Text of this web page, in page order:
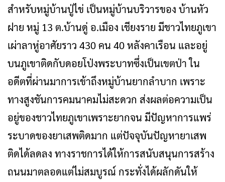
สำหรับหมู่บ้านปู่ไข่ เป็นหมู่บ้านบริวารของ บ้านหัว
ฝาย หมู่ 13 ต.บ้านดู่ อ.เมือง เชียงราย มีชาวไทยภูเขา
เผ่าลาหู่อาศัยราว 430 คน 40 หลังคาเรือน และอยู่
บนภูเขาติดกับดอยโป่งพระบาทซึ่งเป็นเขตป่า ใน
อดีตที่ผ่านมาการเข้าถึงหมู่บ้านยากลำบาก เพราะ
ทางสูงชันการคมนาคมไม่สะดวก ส่งผลต่อความเป็น
อยู่ของชาวไทยภูเขาเพราะยากจน มีปัญหาการแพร่
ระบาดของยาเสพติดมาก แต่ปัจจุบันปัญหายาเสพ
ติดได้ลดลง ทางราชการได้ให้การสนับสนุนการสร้าง
ถนนมาตลอดแต่ไม่สมบูรณ์ กระทั่งได้ผลักดันให้